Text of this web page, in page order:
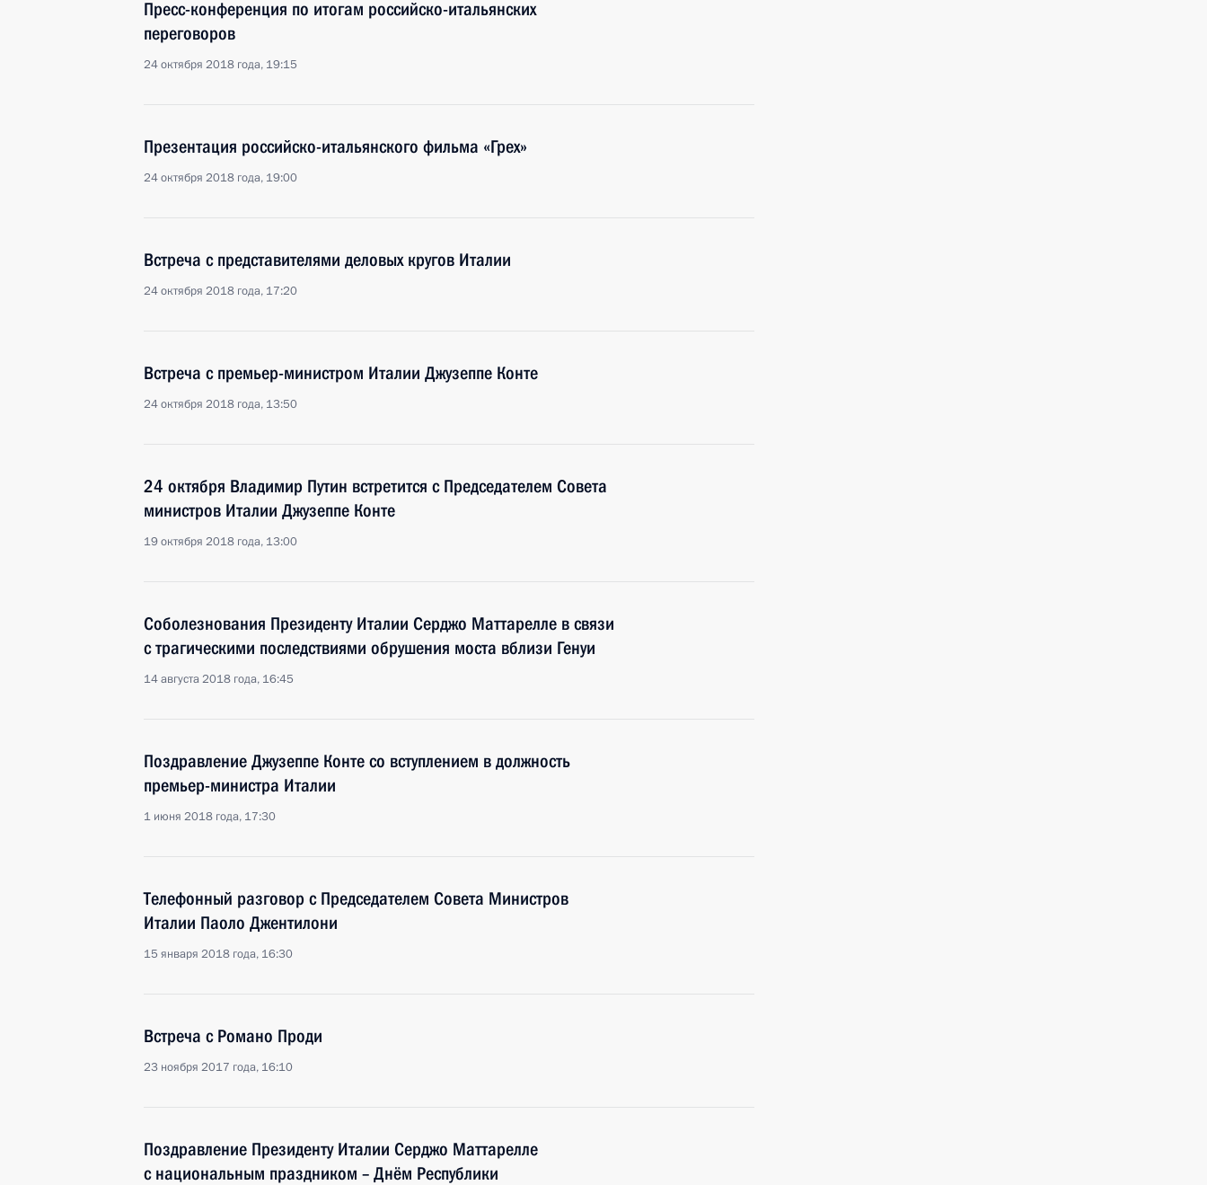
Пресс-конференция по итогам российско-итальянских
переговоров
24 октября 2018 года, 19:15
Презентация российско-итальянского фильма «Грех»
24 октября 2018 года, 19:00
Встреча с представителями деловых кругов Италии
24 октября 2018 года, 17:20
Встреча с премьер-министром Италии Джузеппе Конте
24 октября 2018 года, 13:50
24 октября Владимир Путин встретится с Председателем Совета
министров Италии Джузеппе Конте
19 октября 2018 года, 13:00
Соболезнования Президенту Италии Серджо Маттарелле в связи
с трагическими последствиями обрушения моста вблизи Генуи
14 августа 2018 года, 16:45
Поздравление Джузеппе Конте со вступлением в должность
премьер-министра Италии
1 июня 2018 года, 17:30
Телефонный разговор с Председателем Совета Министров
Италии Паоло Джентилони
15 января 2018 года, 16:30
Встреча с Романо Проди
23 ноября 2017 года, 16:10
Поздравление Президенту Италии Серджо Маттарелле
с национальным праздником – Днём Республики